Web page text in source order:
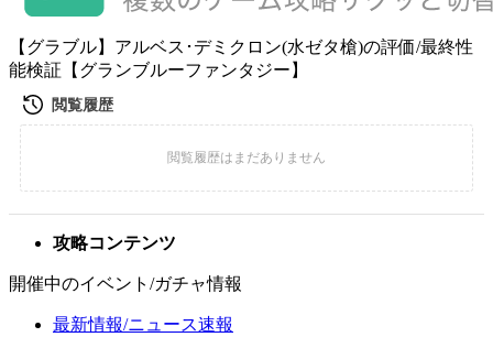
【グラブル】アルベス･デミクロン(水ゼタ槍)の評価/最終性
能検証【グランブルーファンタジー】
攻略コンテンツ
開催中のイベント/ガチャ情報
最新情報/ニュース速報